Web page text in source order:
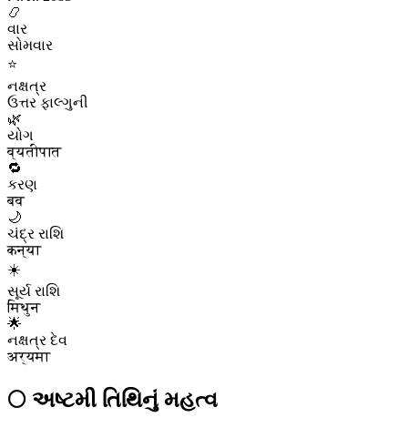
📿
વાર
સોમવાર
⭐
નક્ષત્ર
ઉત્તર ફાલ્ગુની
🌿
યોગ
व्यतीपात
🔁
કરણ
बव
🌙
ચંદ્ર રાશિ
कन्या
☀️
સૂર્ય રાશિ
मिथुन
🌟
નક્ષત્ર દેવ
अर्यमा
🌕 અષ્ટમી તિથિનું મહત્વ